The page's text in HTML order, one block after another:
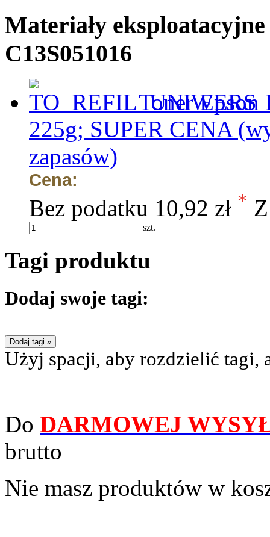
Materiały
C13S051016
Toner Epson
225g; SUPER CENA
zapasów)
Cena:
Bez podatku 10,92 zł *
szt.
Tagi produktu
Dodaj swoje tagi:
Dodaj tagi »
Użyj spacji, aby rozdzielić tagi,
Do DARMOWEJ
brutto
Nie masz produktów w